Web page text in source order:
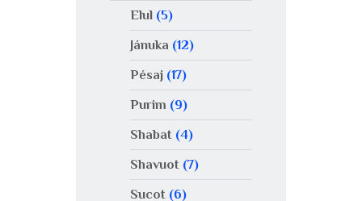
Elul(5)
Jánuka (12)
Pésaj(17)
Purim (9)
Shabat (4)
Shavuot (7)
Sucot (6)